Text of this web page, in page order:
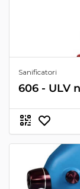
Sanificatori
606 - ULV